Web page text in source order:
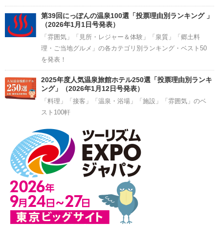
第39回にっぽんの温泉100選「投票理由別ランキング 」
（2026年1月1日号発表）
「雰囲気」「見所・レジャー＆体験」「泉質」「郷土料
理・ご当地グルメ」の各カテゴリ別ランキング・ベスト50
を発表！
2025年度人気温泉旅館ホテル250選「投票理由別ランキ
ング」（2026年1月12日号発表）
「料理」「接客」「温泉・浴場」「施設」「雰囲気」のベ
スト100軒